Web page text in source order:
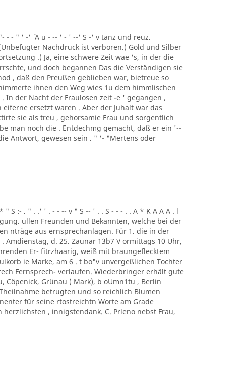
- - " ' -' ´ A u - -- ' - ' --' S -' v tanz und reuz.
Nachdruck ist verboren.) Gold und Silber
.) Ja, eine schwere Zeit wae 's, in der die
und doch begannen Das die Verständigen sie
, daß den Preußen geblieben war, bietreue so
ihnen den Weg wies 1u dem himmlischen
In der Nacht der Fraulosen zeit -e ' gegangen ,
ersetzt waren . Aber der Juhalt war das
sie als treu , gehorsamie Frau und sorgentlich
man noch die . Entdechmg gemacht, daß er ein '--
Antwort, gewesen sein . " '- "Mertens oder
" S :- . " . .' ' . - - -- v " S -- ' . . S - - - . . A * K A A A . l
ullen Freunden und Bekannten, welche bei der
nträge aus ernsprechanlagen. Für 1. die in der
Amdienstag, d. 25. Zaunar 13b7 V ormittags 10 Uhr,
Er- fitrzhaarig, weiß mit braungeflecktem
ie Marke, am 6 . t bo"v unvergeßlichen Tochter
Fernsprech- verlaufen. Wiederbringer erhält gute
Cöpenick, Grünau ( Mark), b oUmn1tu , Berlin
betrugten und so reichlich Blumen
für seine rtostreichtn Worte am Grade
, innigstendank. C. Prleno nebst Frau,